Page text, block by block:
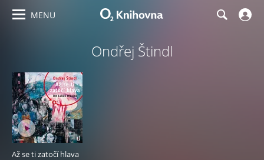
MENU
Ondřej Štindl
Až se ti zatočí hlava